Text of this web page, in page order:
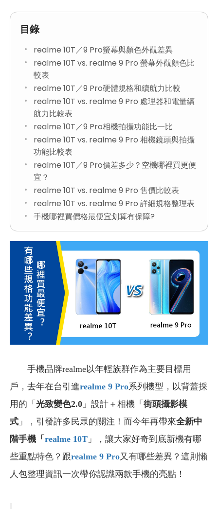
目錄
realme 10T／9 Pro螢幕與顏色外觀差異
realme 10T vs. realme 9 Pro 螢幕外觀顏色比
較表
realme 10T／9 Pro硬體規格和續航力比較
realme 10T vs. realme 9 Pro 處理器和電量續
航力比較表
realme 10T／9 Pro相機拍攝功能比一比
realme 10T vs. realme 9 Pro 相機鏡頭與拍攝
功能比較表
realme 10T／9 Pro價差多少？空機哪裡買更便
宜？
realme 10T vs. realme 9 Pro 售價比較表
realme 10T vs. realme 9 Pro 詳細規格整理表
手機哪裡買價格最便宜划算有保障?
手機品牌realme以年輕族群作為主要目標用
戶，去年在台引進realme 9 Pro系列機型，以背蓋採
用的「 光致變色2.0 」設計＋相機「 街頭攝影模
式 」，引發許多民眾的關注！而今年再帶來全新中
階手機「 realme 10T 」，讓大家好奇到底新機有哪
些重點特色？跟realme 9 Pro又有哪些差異？這則懶
人包整理資訊一次帶你認識兩款手機的亮點！